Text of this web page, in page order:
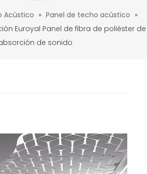
Acústico » Panel de techo acústico »
Euroyal Panel de fibra de poliéster de
de sonido